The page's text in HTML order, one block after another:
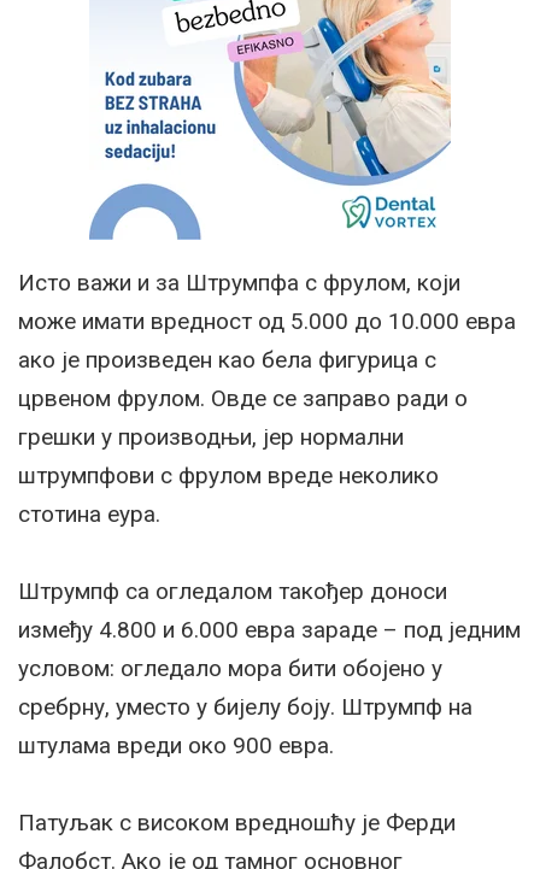
Исто важи и за Штрумпфа с фрулом, који
може имати вредност од 5.000 до 10.000 евра
ако је произведен као бела фигурица с
црвеном фрулом. Овде се заправо ради о
грешки у производњи, јер нормални
штрумпфови с фрулом вреде неколико
стотина еура.
Штрумпф са огледалом такођер доноси
између 4.800 и 6.000 евра зараде – под једним
условом: огледало мора бити обојено у
сребрну, уместо у бијелу боју. Штрумпф на
штулама вреди око 900 евра.
Патуљак с високом вредношћу је Ферди
Фалобст. Ако је од тамног основног